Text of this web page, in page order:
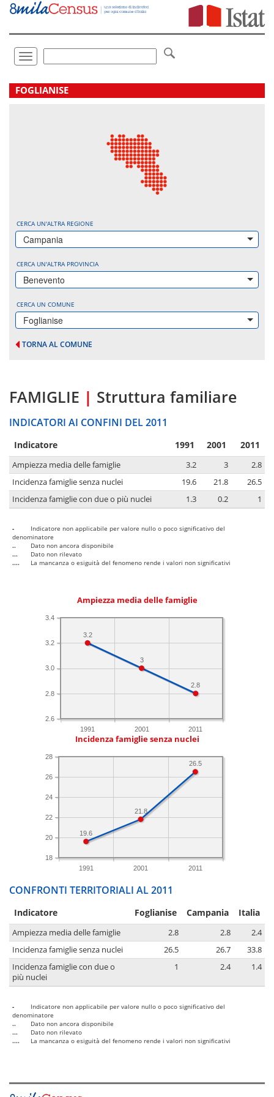
Vai
direttamente
Toggle
navigation
.
FOGLIANISE
CERCA UN'ALTRA REGIONE
Campania
CERCA UN'ALTRA PROVINCIA
Benevento
CERCA UN COMUNE
Foglianise
TORNA AL COMUNE
FAMIGLIE | Struttura familiare
INDICATORI AI CONFINI DEL 2011
Indicatore 1991 2001 2011
Ampiezza media delle famiglie 3.2 3
2.8
Incidenza famiglie senza nuclei
19.6 21.8
26.5
Incidenza famiglie con due o più nuclei
1.3 0.2 1
-
Indicatore non applicabile per valore nullo o poco significativo del
denominatore
..
Dato non ancora disponibile
...
Dato non rilevato
....
La mancanza o esiguità del fenomeno rende i valori non significativi
Ampiezza media delle famiglie
1991 2001 2011
2.6
2.8
3.0
3.2
3.4
2.8
3
3.2
Incidenza famiglie senza nuclei
1991 2001 2011
18
20
22
24
26
28
26.5
21.8
19.6
CONFRONTI TERRITORIALI AL 2011
Indicatore Foglianise Campania Italia
Ampiezza media delle famiglie 2.8 2.8
2.4
Incidenza famiglie senza nuclei
26.5 26.7
33.8
Incidenza famiglie con due o
più nuclei
1 2.4 1.4
-
Indicatore non applicabile per valore nullo o poco significativo del
denominatore
..
Dato non ancora disponibile
...
Dato non rilevato
....
La mancanza o esiguità del fenomeno rende i valori non significativi